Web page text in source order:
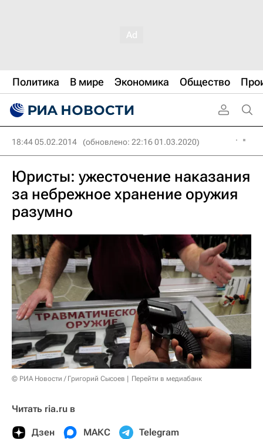
Политика В мире Экономика Общество
18:44 05.02.2014 (обновлено: 22:16 01.03.2020)
Юристы: ужесточение наказания
за небрежное хранение оружия
разумно
© РИА Новости / Григорий Сысоев Перейти в медиабанк
Читать ria.ru в
Дзен МАКС Telegram